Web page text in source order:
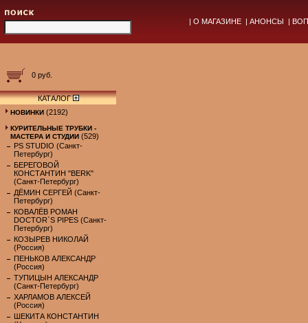
| О МАГАЗИНЕ | АНОНСЫ |
0 руб.
КАТАЛОГ
НОВИНКИ (2192)
КУРИТЕЛЬНЫЕ ТРУБКИ -
МАСТЕРА И СТУДИИ (529)
PS STUDIO (Санкт-
Петербург)
БЕРЕГОВОЙ
КОНСТАНТИН "BERK"
(Санкт-Петербург)
ДЁМИН СЕРГЕЙ (Санкт-
Петербург)
КОВАЛЁВ РОМАН
DOCTOR`S PIPES (Санкт-
Петербург)
КОЗЫРЕВ НИКОЛАЙ
(Россия)
ПЕНЬКОВ АЛЕКСАНДР
(Россия)
ТУПИЦЫН АЛЕКСАНДР
(Санкт-Петербург)
ХАРЛАМОВ АЛЕКСЕЙ
(Россия)
ШЕКИТА КОНСТАНТИН